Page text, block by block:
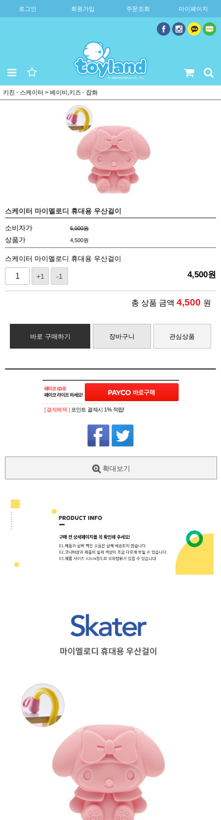
로그인 회원가입 주문조회 마이페이지
키친 · 스케이터 > 베이비,키즈 · 잡화
스케이터 마이멜로디 휴대용 우산걸이
소비자가 6,000원
상품가 4,500원
스케이터 마이멜로디 휴대용 우산걸이
+1 -1 4,500원
총 상품 금액 4,500 원
바로 구매하기 장바구니 관심상품
페이코 ID로
PAYCO 바로
[ 결제혜택 ] 포인트 결제시 1% 적립!
확대보기